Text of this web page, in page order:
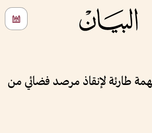
طارئة لإنقاذ مرصد فضائي من